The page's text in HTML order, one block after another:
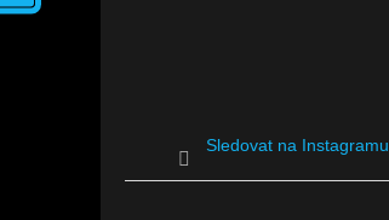
Sledovat na Instagramu